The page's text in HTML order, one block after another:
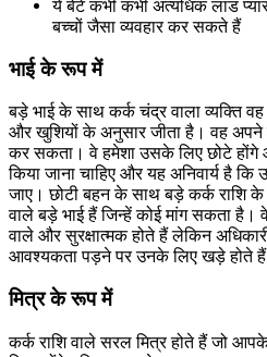
ये बेटे कभी कभी अत्यधिक लाड
बच्चों जैसा व्यवहार कर सकते हैं
भाई के रूप में
बड़े भाई के साथ कर्क चंद्र वाला व्यक्ति
और खुशियों के अनुसार जीता है। वह अपने
कर सकता। वे हमेशा उसके लिए छोटे होंगे
किया जाना चाहिए और यह अनिवार्य है
जाए। छोटी बहन के साथ बड़े कर्क राशि
वाले बड़े भाई हैं जिन्हें कोई मांग सकता है।
वाले और सुरक्षात्मक होते हैं लेकिन
आवश्यकता पड़ने पर उनके लिए खड़े होते
मित्र के रूप में
कर्क राशि वाले सरल मित्र होते हैं जो